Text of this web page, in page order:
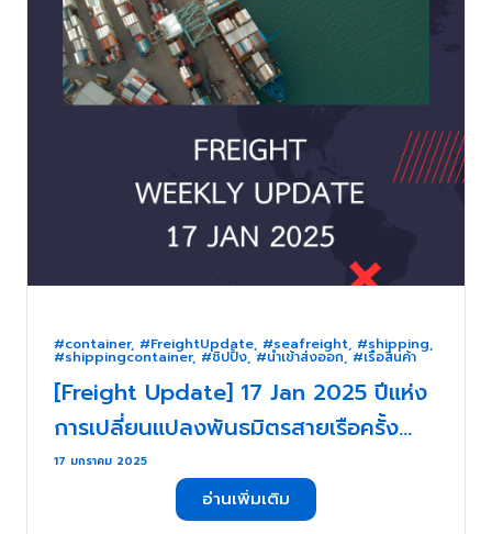
#container, #FreightUpdate, #seafreight, #shipping,
#shippingcontainer, #ชิปปิ้ง,#นำเข้าส่งออก,#เรือสินค้า
[Freight Update] 17 Jan 2025 ปีแห่ง
การเปลี่ยนแปลงพันธมิตรสายเรือครั้ง
ใหญ่ . . .
17 มกราคม 2025
อ่านเพิ่มเติม